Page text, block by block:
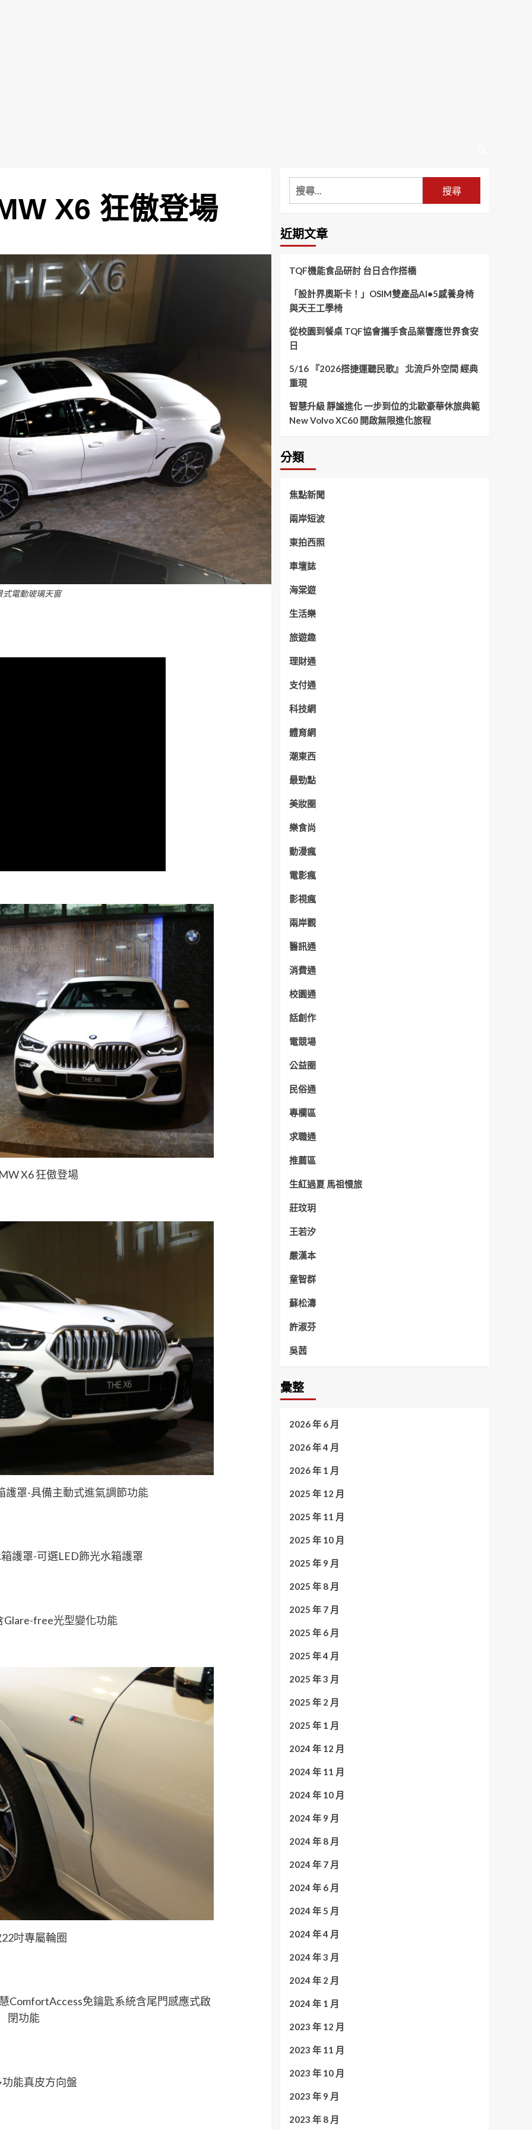
X6 狂傲登場
式電動玻璃天窗
X6 狂傲登場
護罩-具備主動式進氣調節功能
護罩-可選LED飾光水箱護罩
Glare-free光型變化功能
吋專屬輪圈
ComfortAccess免鑰匙系統含尾門感應式啟
閉功能
能真皮方向盤
搜
尋
鍵
字:
近期文章
TQF機能食品研討 台日合作搭橋
「設計界奧斯卡！」OSIM雙產品AI•5感養身椅
與天王工學椅
從校園到餐桌 TQF協會攜手食品業響應世界食安
日
5/16 『2026搭捷運聽民歌』 北流戶外空間 經典
重現
智慧升級 靜謐進化 一步到位的北歐豪華休旅典範
New Volvo XC60 開啟無限進化旅程
分類
焦點新聞
兩岸短波
東拍西照
車壇誌
海棠遊
生活樂
旅遊趣
理財通
支付通
科技網
體育網
潮東西
最勁點
美妝圈
樂食尚
動漫瘋
電影瘋
影視瘋
兩岸觀
醫訊通
消費通
校園通
話創作
電競場
公益圈
民俗通
專欄區
求職通
推薦區
生紅過夏 馬祖慢旅
莊玟玥
王若汐
嚴漢本
童智群
蘇松濤
許淑芬
吳茜
彙整
2026 年 6 月
2026 年 4 月
2026 年 1 月
2025 年 12 月
2025 年 11 月
2025 年 10 月
2025 年 9 月
2025 年 8 月
2025 年 7 月
2025 年 6 月
2025 年 4 月
2025 年 3 月
2025 年 2 月
2025 年 1 月
2024 年 12 月
2024 年 11 月
2024 年 10 月
2024 年 9 月
2024 年 8 月
2024 年 7 月
2024 年 6 月
2024 年 5 月
2024 年 4 月
2024 年 3 月
2024 年 2 月
2024 年 1 月
2023 年 12 月
2023 年 11 月
2023 年 10 月
2023 年 9 月
2023 年 8 月